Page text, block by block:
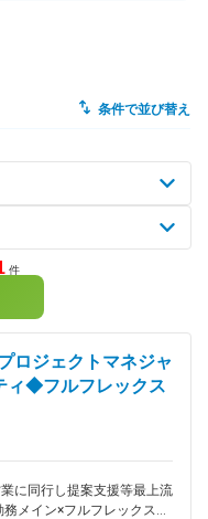
ップ
条件で並び替え
件
ロジェクトマネジャ
ィ◆フルフレックス
に同行し提案支援等最上流
メイン×フルフレックス／